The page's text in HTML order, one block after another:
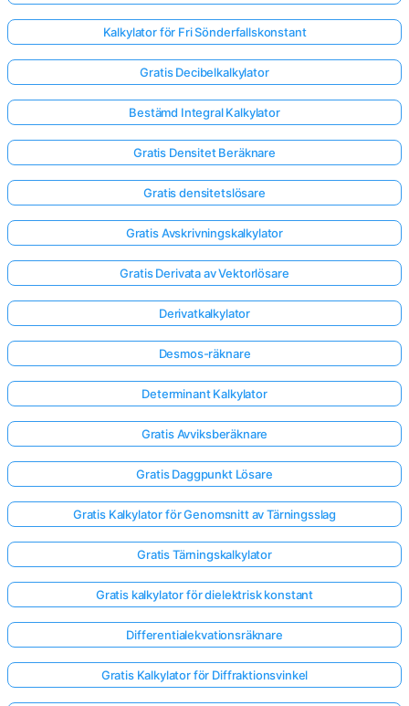
Kalkylator för Fri Sönderfallskonstant
Gratis Decibelkalkylator
Bestämd Integral Kalkylator
Gratis Densitet Beräknare
Gratis densitetslösare
Gratis Avskrivningskalkylator
Gratis Derivata av Vektorlösare
Derivatkalkylator
Desmos-räknare
Determinant Kalkylator
Gratis Avviksberäknare
Gratis Daggpunkt Lösare
Gratis Kalkylator för Genomsnitt av Tärningsslag
Gratis Tärningskalkylator
Gratis kalkylator för dielektrisk konstant
Differentialekvationsräknare
Gratis Kalkylator för Diffraktionsvinkel